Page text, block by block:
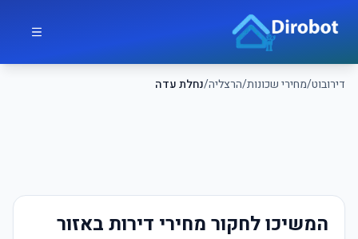
דירובוט/מחירי שכונות/הרצליה/נחלת עדה
דירובוט
המשיכו לחקור מחירי דירות באזור